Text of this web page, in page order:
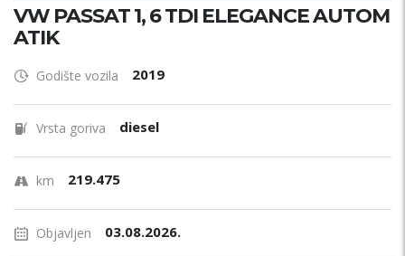
VW PASSAT 1, 6 TDI ELEGANCE AUTOM
ATIK
Godište vozila 2019
Vrsta goriva diesel
km 219.475
Objavljen 03.08.2026.